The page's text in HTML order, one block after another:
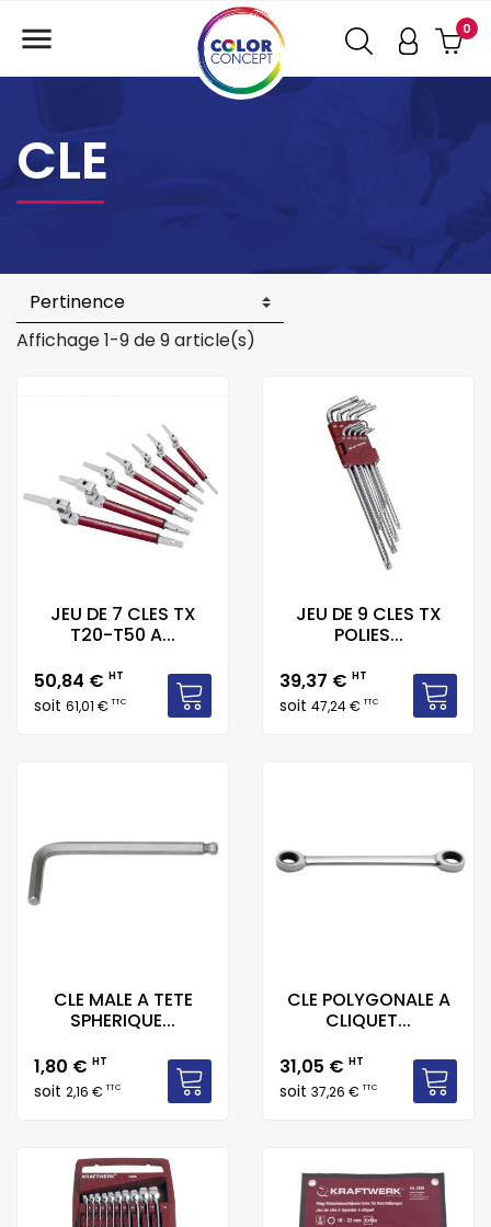
0

CLE
Affichage 1-9 de 9 article(s)
JEU DE 7 CLES TX
T20-T50 A...
Prix
50,84 € HT
soit 61,01 €TTC
JEU DE 9 CLES TX
POLIES...
Prix
39,37 € HT
soit 47,24 €TTC
CLE MALE A TETE
SPHERIQUE...
Prix
1,80 € HT
soit 2,16 €TTC
CLE POLYGONALE A
CLIQUET...
Prix
31,05 € HT
soit 37,26 €TTC